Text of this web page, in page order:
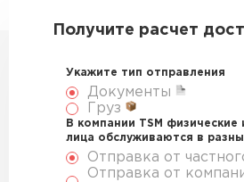
Получите расчет
Укажите тип отправления
Документы
Груз
В компании TSM физические
лица обслуживаются в
Отправка от
Отправка от